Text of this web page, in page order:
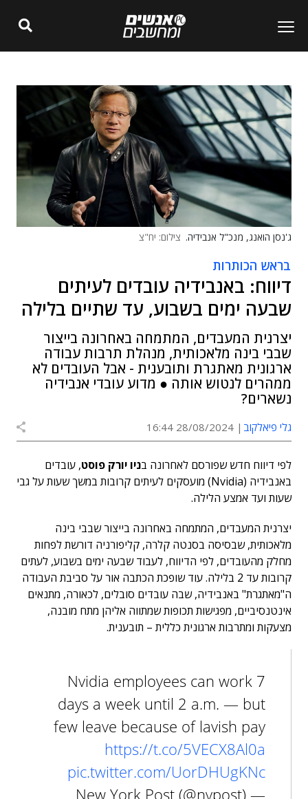
ג'נסן הואנג, מנכ"ל אנבידיה. צילום: יח"צ
בראש הכותרות
דיווח: באנבידיה עובדים לעיתים
שבעה ימים בשבוע, עד שתיים בלילה
יצרנית המעבדים, המתמחה באחרונה בייצור
שבבי בינה מלאכותית, מנהלת תרבות עבודה
ארגונית מאתגרת ותובענית - אבל העובדים לא
ממהרים לנטוש אותה ● מדוע עובדי אנבידיה
נשארים?
גלי פיאלקוב 28/08/2024 16:44
לפי דיווח חדש שפורסם לאחרונה בניו יורק פוסט, עובדים
באנבידיה (Nvidia) מועסקים לעיתים קרובות במשך שעות על גבי
שעות ועד אמצע הלילה.
יצרנית המעבדים, המתמחה באחרונה בייצור שבבי בינה
מלאכותית, שבסיסה בסנטה קלרה, קליפורניה דורשת לפחות
מחלק מהעובדים, לפי הדיווח, לעבוד שבעה ימים בשבוע, לעתים
קרובות עד 2 בלילה. עוד שופכת הכתבה אור על סביבת העבודה
ה"מאתגרת" באנבידיה, שבה עובדים סובלים, לכאורה, מתנאים
אינטנסיביים, מפגישות תכופות שמתווה אליהן מתח מובנה,
מצעקות ומתרבות ארגונית כללית – תובענית.
Nvidia employees can work 7
days a week until 2 a.m. — but
few leave because of lavish pay
https://t.co/5VECX8Al0a
pic.twitter.com/UorDHUgKNc
— New York Post (@nypost)